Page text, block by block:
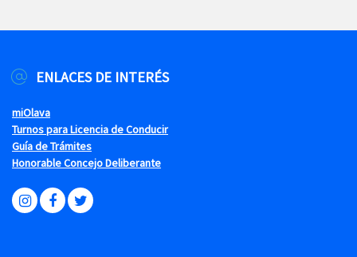
ENLACES DE INTERÉS
miOlava
Turnos para Licencia de Conducir
Guía de Trámites
Honorable Concejo Deliberante